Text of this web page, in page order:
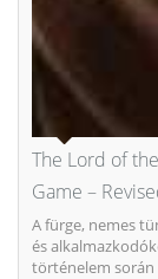
The Lord of
Game –
A fürge, nemes
és
történelem során